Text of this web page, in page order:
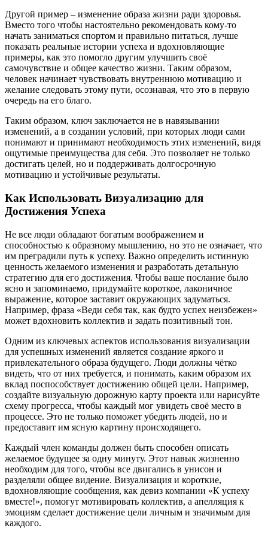
Другой пример – изменение образа жизни ради здоровья.
Вместо того чтобы настоятельно рекомендовать кому-то
начать заниматься спортом и правильно питаться, лучше
показать реальные истории успеха и вдохновляющие
примеры, как это помогло другим улучшить своё
самочувствие и общее качество жизни. Таким образом,
человек начинает чувствовать внутреннюю мотивацию и
желание следовать этому пути, осознавая, что это в первую
очередь на его благо.
Таким образом, ключ заключается не в навязывании
изменений, а в создании условий, при которых люди сами
понимают и принимают необходимость этих изменений, видя
ощутимые преимущества для себя. Это позволяет не только
достигать целей, но и поддерживать долгосрочную
мотивацию и устойчивые результаты.
Как Использовать Визуализацию для
Достижения Успеха
Не все люди обладают богатым воображением и
способностью к образному мышлению, но это не означает, что
им преградили путь к успеху. Важно определить истинную
ценность желаемого изменения и разработать детальную
стратегию для его достижения. Чтобы ваше послание было
ясно и запоминаемо, придумайте короткое, лаконичное
выражение, которое заставит окружающих задуматься.
Например, фраза «Веди себя так, как будто успех неизбежен»
может вдохновить коллектив и задать позитивный тон.
Одним из ключевых аспектов использования визуализации
для успешных изменений является создание яркого и
привлекательного образа будущего. Люди должны чётко
видеть, что от них требуется, и понимать, каким образом их
вклад поспособствует достижению общей цели. Например,
создайте визуальную дорожную карту проекта или нарисуйте
схему прогресса, чтобы каждый мог увидеть своё место в
процессе. Это не только поможет убедить людей, но и
предоставит им ясную картину происходящего.
Каждый член команды должен быть способен описать
желаемое будущее за одну минуту. Этот навык жизненно
необходим для того, чтобы все двигались в унисон и
разделяли общее видение. Визуализация и короткие,
вдохновляющие сообщения, как девиз компании «К успеху
вместе!», помогут мотивировать коллектив, а апелляция к
эмоциям сделает достижение цели личным и значимым для
каждого.